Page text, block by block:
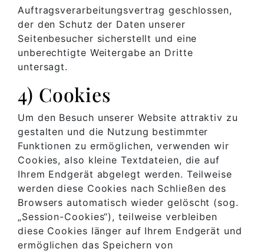
Auftragsverarbeitungsvertrag geschlossen,
der den Schutz der Daten unserer
Seitenbesucher sicherstellt und eine
unberechtigte Weitergabe an Dritte
untersagt.
4) Cookies
Um den Besuch unserer Website attraktiv zu
gestalten und die Nutzung bestimmter
Funktionen zu ermöglichen, verwenden wir
Cookies, also kleine Textdateien, die auf
Ihrem Endgerät abgelegt werden. Teilweise
werden diese Cookies nach Schließen des
Browsers automatisch wieder gelöscht (sog.
„Session-Cookies“), teilweise verbleiben
diese Cookies länger auf Ihrem Endgerät und
ermöglichen das Speichern von